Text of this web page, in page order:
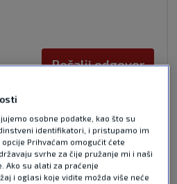
Pošalji odgovor
osobne podatke, kao što su
identifikatori, i pristupamo im
Prihvaćam omogućit ćete
svrhe za čije pružanje mi i naši
Ako su alati za praćenje
i oglasi koje vidite možda više neće